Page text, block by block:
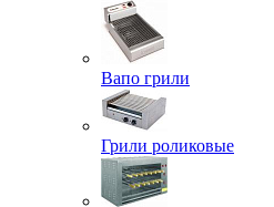
Вапо грили
Грили роликовые